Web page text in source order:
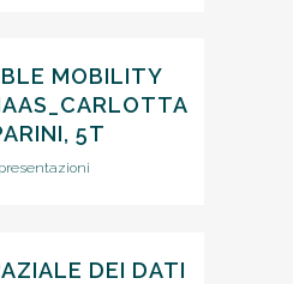
MOBILITY
5T
DEI DATI